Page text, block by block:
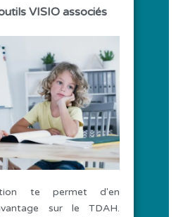
VISIO associés
te permet d'en
sur le TDAH.